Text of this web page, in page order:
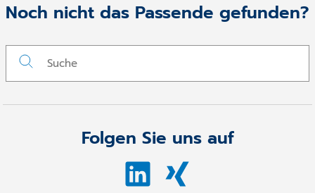
Noch nicht das Passende gefunden?
Folgen Sie uns auf